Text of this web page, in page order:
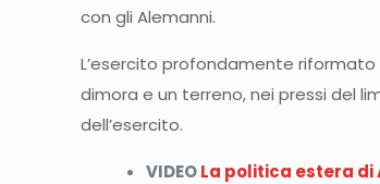
con gli Alemanni.
L’esercito profondamente
dimora e un terreno, nei pressi del
dell’esercito.
VIDEOLa politica estera di